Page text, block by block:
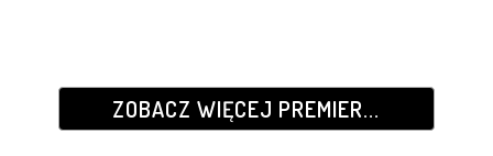
ZOBACZ WIĘCEJ PREMIER...